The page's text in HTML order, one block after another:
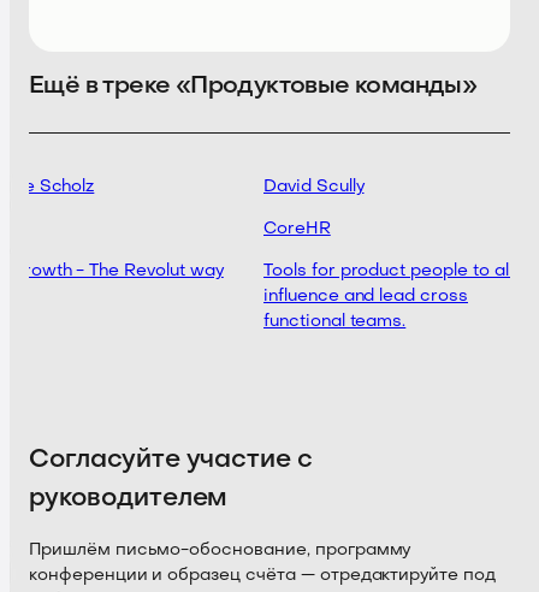
Ещё в треке «Продуктовые команды»
Scholz
growth - The Revolut way
David Scully
CoreHR
Tools for product people to align,
influence and lead cross
functional teams.
Согласуйте участие с
руководителем
Пришлём письмо-обоснование, программу
конференции и образец счёта — отредактируйте под